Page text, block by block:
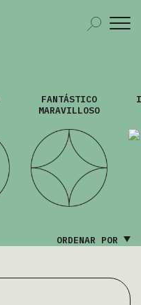
FANTÁSTICO
MARAVILLOSO
ORDENAR POR